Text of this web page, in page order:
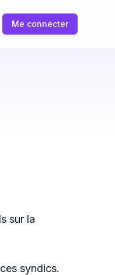
Me connecter
sur la
syndics.